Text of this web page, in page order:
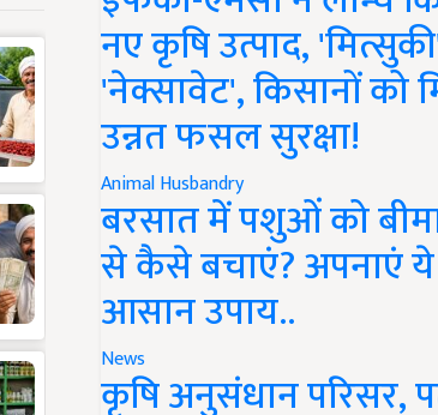
नए कृषि उत्पाद,
'नेक्सावेट', किसानों को
उन्नत फसल सुरक्षा!
Animal Husbandry
बरसात में पशुओं को
से कैसे बचाएं? अपनाएं
आसान उपाय..
News
कृषि अनुसंधान परिसर,